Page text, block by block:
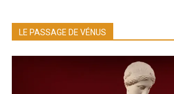
LE PASSAGE DE VÉNUS